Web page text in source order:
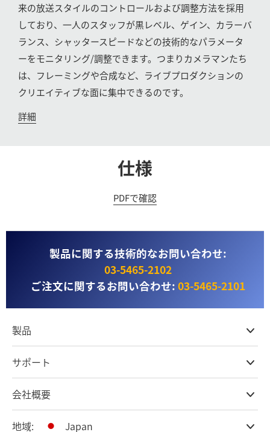
来の放送スタイルのコントロールおよび調整方法を採用
しており、一人のスタッフが黒レベル、ゲイン、カラーバ
ランス、シャッタースピードなどの技術的なパラメータ
ーをモニタリング/調整できます。つまりカメラマンたち
は、フレーミングや合成など、ライブプロダクションの
クリエイティブな面に集中できるのです。
詳細
仕様
PDFで確認
製品に関する技術的なお問い合わせ:
03‑5465‑2102
ご注文に関するお問い合わせ: 03‑5465‑2101
製品
DaVinci Resolve & Fusionソフトウェア
ネットワークストレージ
ATEMライブプロダクション
収録、キャプチャー、再生
放送用コンバーター
サポート
ストアに関するよくある質問
製品サポートセンター
お問い合わせ
会社概要
地域: Japan